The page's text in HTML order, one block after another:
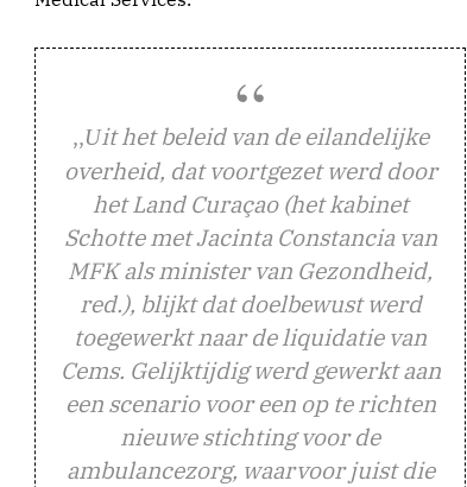
,,Uit het beleid van de eilandelijke
overheid, dat voortgezet werd door
het Land Curaçao (het kabinet
Schotte met Jacinta Constancia van
MFK als minister van Gezondheid,
red.), blijkt dat doelbewust werd
toegewerkt naar de liquidatie van
Cems. Gelijktijdig werd gewerkt aan
een scenario voor een op te richten
nieuwe stichting voor de
ambulancezorg, waarvoor juist die